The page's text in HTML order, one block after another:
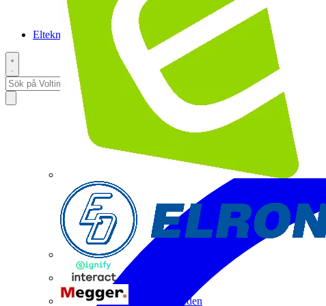
Megger Sweden
Elteknikpodden